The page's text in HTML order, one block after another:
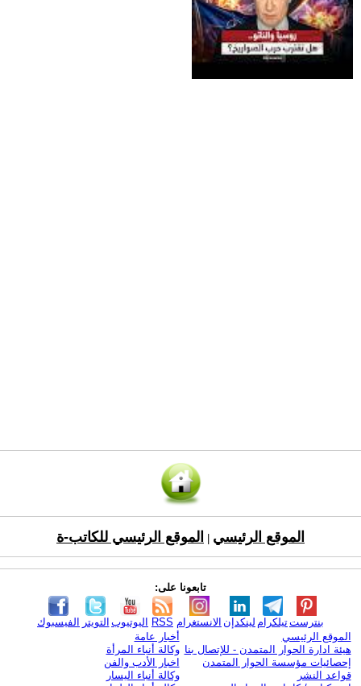
الموقع الرئيسي الموقع الرئيسي للكاتب-ة
تابعونا على:
الفيسبوك التويتر اليوتيوب RSS الانستغرام لينكدإن تيلكرامبنترست
الموقع الرئيسي
هيئة ادارة الحوار المتمدن - للإتصال بنا
إحصائيات مؤسسة الحوار المتمدن
قواعد النشر
أخبار عامة
وكالة أنباء المرأة
اخبار الأدب والفن
وكالة أنباء اليسار